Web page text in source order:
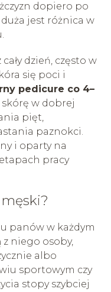
dopiero po
jest różnica w
dzień, często w
się poci i
pedicure co 4–
w dobrej
pięt,
paznokci.
i oparty na
pracy
panów w każdym
z niego osoby,
albo
sportowym czy
stopy szybciej